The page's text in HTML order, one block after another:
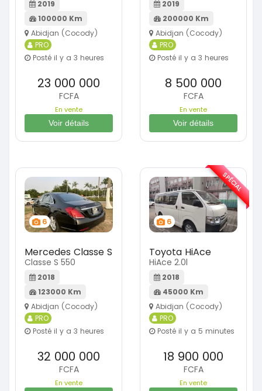
2019
100000 Km
Abidjan (Cocody)
PRO
Posté il y a 3 heures
23 000 000
FCFA
En vente
Voir détails
2019
200000 Km
Abidjan (Cocody)
PRO
Posté il y a 3 heures
8 500 000
FCFA
En vente
Voir détails
6
Mercedes Classe S
Classe S 550
2018
123000 Km
Abidjan (Cocody)
PRO
Posté il y a 3 heures
32 000 000
FCFA
En vente
6
Toyota HiAce
HiAce 2.0l
2018
45000 Km
Abidjan (Cocody)
PRO
Posté il y a 5 minutes
18 900 000
FCFA
En vente
SPÉCIAL